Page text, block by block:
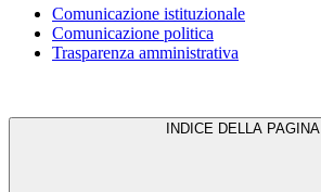
Comunicazione istituzionale
Comunicazione politica
Trasparenza amministrativa
INDICE DELLA PAGINA